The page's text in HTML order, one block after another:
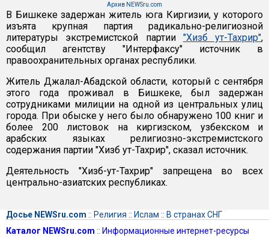
Архив NEWSru.com
В Бишкеке задержан житель юга Киргизии, у которого
изъята крупная партия радикально-религиозной
литературы экстремистской партии "Хизб ут-Тахрир",
сообщил агентству "Интерфаксу" источник в
правоохранительных органах республики.
Житель Джалал-Абадской области, который с сентября
этого года проживал в Бишкеке, был задержан
сотрудниками милиции на одной из центральных улиц
города. При обыске у него было обнаружено 100 книг и
более 200 листовок на киргизском, узбекском и
арабских языках религиозно-экстремистского
содержания партии "Хизб ут-Тахрир", сказал источник.
Деятельность "Хизб-ут-Тахрир" запрещена во всех
центрально-азиатских республиках.
Досье NEWSru.com :: Религия :: Ислам :: В странах СНГ
Каталог NEWSru.com :: Информационные интернет-ресурсы